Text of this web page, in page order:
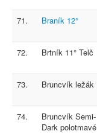
71.
Braník 12°
72.
Brtník 11° Telč
73.
Bruncvík ležák
74.
Bruncvík Semi-
Dark polotmavé